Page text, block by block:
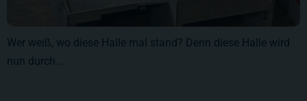
Wer weiß, wo diese Halle mal stand? Denn diese Halle wird
nun durch...